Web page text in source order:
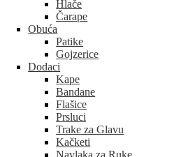
Hlače
Čarape
Obuća
Patike
Gojzerice
Dodaci
Kape
Bandane
Flašice
Prsluci
Trake za Glavu
Kačketi
Navlaka za Ruke